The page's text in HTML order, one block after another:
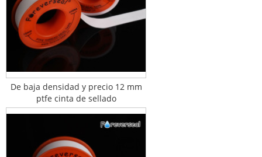
De baja densidad y precio 12 mm
ptfe cinta de sellado